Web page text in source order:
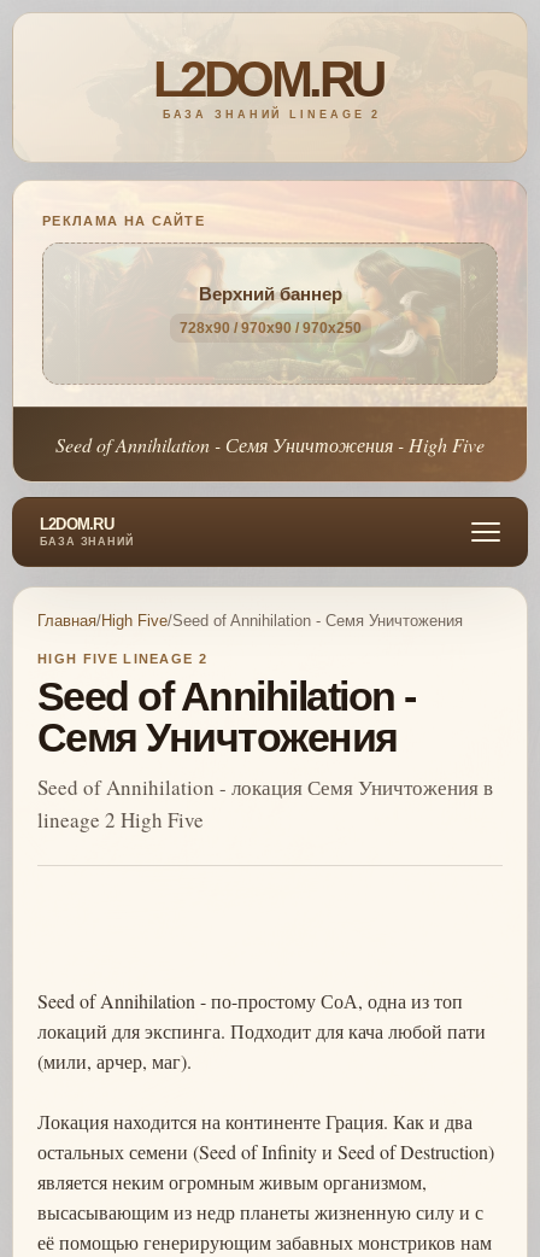
РЕКЛАМА НА САЙТЕ
Верхний баннер
728x90 / 970x90 / 970x250
Seed of Annihilation - Семя Уничтожения - High Five
L2DOM.RU
БАЗА ЗНАНИЙ
Главная/High Five/Seed of Annihilation - Семя Уничтожения
HIGH FIVE LINEAGE 2
Seed of Annihilation -
Семя Уничтожения
Seed of Annihilation - локация Семя Уничтожения в
lineage 2 High Five
Seed of Annihilation - по-простому СоА, одна из топ
локаций для экспинга. Подходит для кача любой пати
(мили, арчер, маг).
Локация находится на континенте Грация. Как и два
остальных семени (Seed of Infinity и Seed of Destruction)
является неким огромным живым организмом,
высасывающим из недр планеты жизненную силу и с
её помощью генерирующим забавных монстриков нам